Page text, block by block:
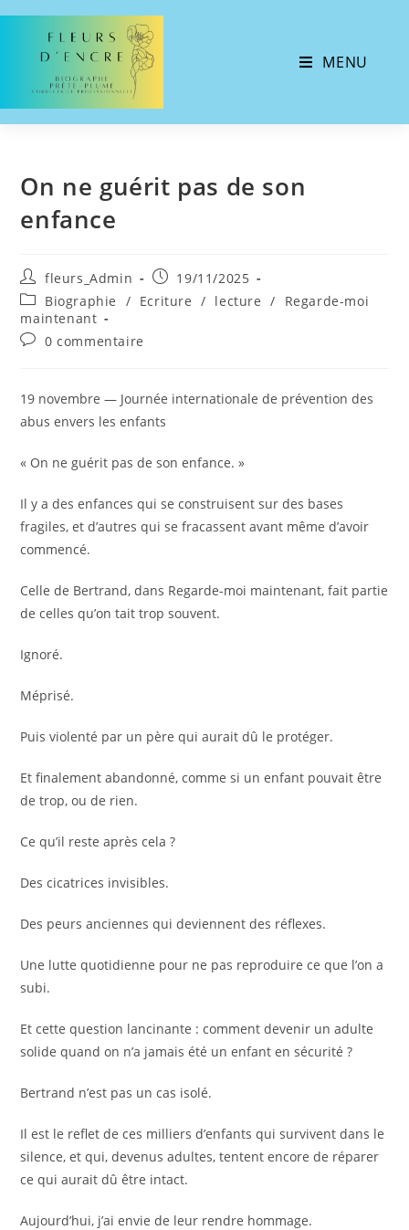
MENU
On ne guérit pas de son
enfance
fleurs_Admin
19/11/2025
Biographie
/ Ecriture / lecture /
Regarde-moi
maintenant
0 commentaire
19 novembre — Journée internationale de prévention des
abus envers les enfants
« On ne guérit pas de son enfance. »
Il y a des enfances qui se construisent sur des bases
fragiles, et d’autres qui se fracassent avant même d’avoir
commencé.
Celle de Bertrand, dans Regarde-moi maintenant, fait partie
de celles qu’on tait trop souvent.
Ignoré.
Méprisé.
Puis violenté par un père qui aurait dû le protéger.
Et finalement abandonné, comme si un enfant pouvait être
de trop, ou de rien.
Ce qu’il reste après cela ?
Des cicatrices invisibles.
Des peurs anciennes qui deviennent des réflexes.
Une lutte quotidienne pour ne pas reproduire ce que l’on a
subi.
Et cette question lancinante : comment devenir un adulte
solide quand on n’a jamais été un enfant en sécurité ?
Bertrand n’est pas un cas isolé.
Il est le reflet de ces milliers d’enfants qui survivent dans le
silence, et qui, devenus adultes, tentent encore de réparer
ce qui aurait dû être intact.
Aujourd’hui, j’ai envie de leur rendre hommage.